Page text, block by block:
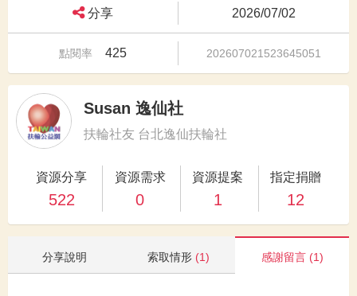
分享 2026/07/02
點閱率 425 202607021523645051
Susan 逸仙社
扶輪社友 台北逸仙扶輪社
資源分享
522
資源需求
0
資源提案
1
指定捐贈
12
分享說明 索取情形 (1) 感謝留言 (1)